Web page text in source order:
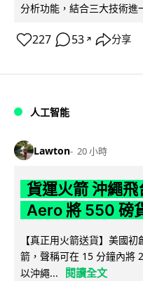
分析功能，結合三大技術進
227 53 ↗ 分享
人工智能
Lawton 20 小時
貨運火箭 沖繩
Aero 將 550 磅
【真正用火箭送貨】美國
箭，聲稱可在 15 分鐘內將
以沖繩...
閱讀全文